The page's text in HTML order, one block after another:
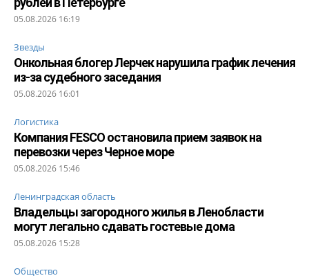
05.08.2026 16:19
Звезды
Онкольная блогер Лерчек нарушила график лечения
из-за судебного заседания
05.08.2026 16:01
Логистика
Компания FESCO остановила прием заявок на
перевозки через Черное море
05.08.2026 15:46
Ленинградская область
Владельцы загородного жилья в Ленобласти
могут легально сдавать гостевые дома
05.08.2026 15:28
Общество